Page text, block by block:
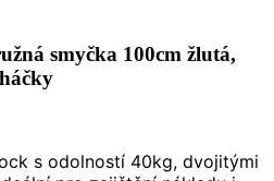
smyčka 100cm žlutá,
s odolností 40kg, dvojitými